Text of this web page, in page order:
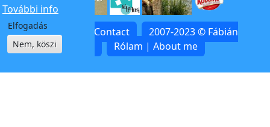
Kapcsolat | Contact
2007-2023 © Fábián
Rólam | About me
További info
Elfogadás
Nem, köszi